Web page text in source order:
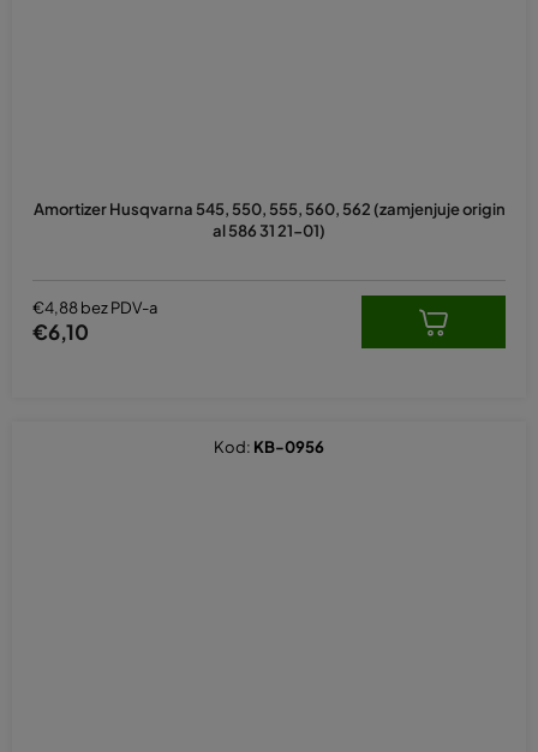
Amortizer Husqvarna 545, 550, 555, 560, 562 (zamjenjuje origin
al 586 31 21-01)
€4,88 bez PDV-a
€6,10
Kod: KB-0956